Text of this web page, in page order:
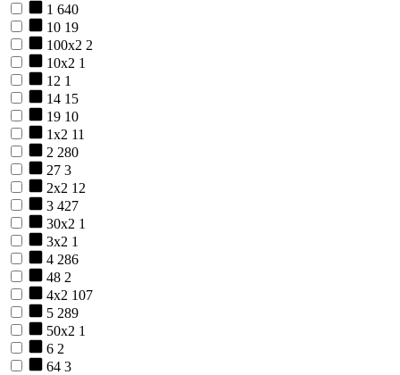
1 640
10 19
100х2 2
10х2 1
12 1
14 15
19 10
1х2 11
2 280
27 3
2х2 12
3 427
30х2 1
3х2 1
4 286
48 2
4х2 107
5 289
50х2 1
6 2
64 3